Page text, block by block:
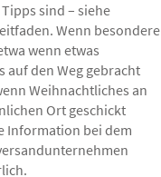
sind – siehe
Wenn besondere
wenn etwas
auf den Weg gebracht
Weihnachtliches an
Ort geschickt
Information bei dem